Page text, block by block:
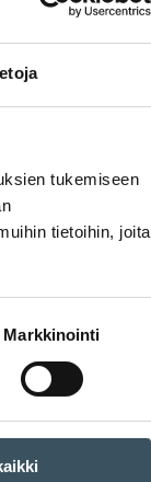
tukemiseen
tietoihin, joita
Markkinointi
arkea